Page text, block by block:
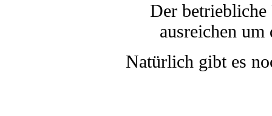
Der betriebliche
ausreichen
Natürlich gibt es